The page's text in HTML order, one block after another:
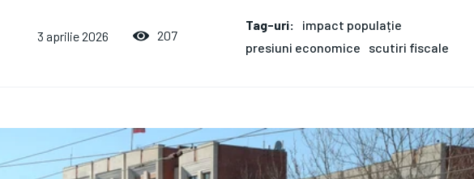
3 aprilie 2026 207
Tag-uri:
impact populație
presiuni economice
scutiri fiscale